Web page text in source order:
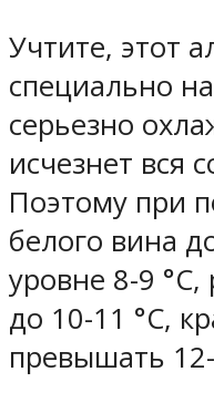
Учтите, этот
специально
серьезно
исчезнет вся
Поэтому при
белого вина
уровне 8-9
до 10-11 °С,
превышать